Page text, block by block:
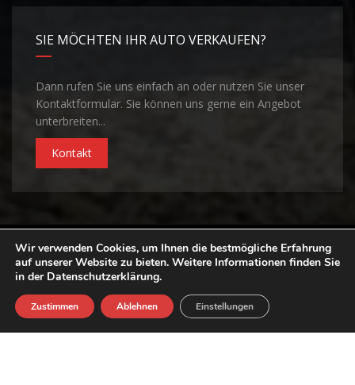
SIE MÖCHTEN IHR AUTO VERKAUFEN?
Dann rufen Sie uns einfach an oder nutzen Sie unser
Kontaktformular. Sie können uns gerne ein Angebot
unterbreiten...
Kontakt
©Copyright 2026Autohaus Lukacs| Realisiert vonELFINGER
Solutions
Datenschutz
AGB Kontakt Impressum
Wir verwenden Cookies, um Ihnen die bestmögliche Erfahrung
auf unserer Website zu bieten. Weitere Informationen finden Sie
in der Datenschutzerklärung.
Zustimmen Ablehnen Einstellungen